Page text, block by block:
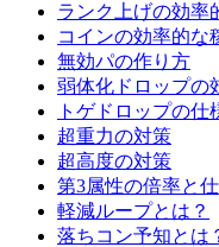
ランク上げの効率
コインの効率的な
無効パの作り方
弱体化ドロップの
トゲドロップの仕
超重力の対策
超高度の対策
第3属性の倍率と
軽減ループとは？
落ちコン予知とは